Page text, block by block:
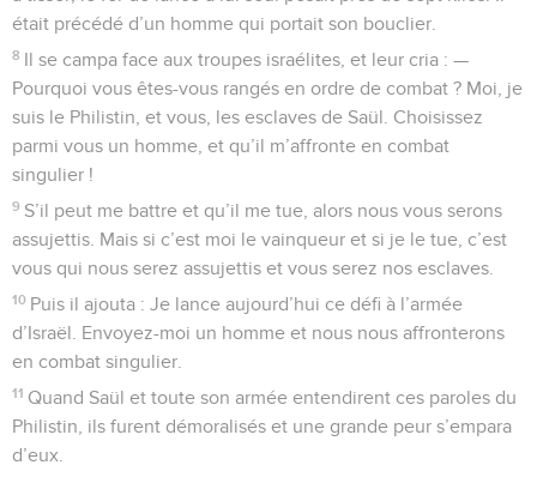
était précédé d’un homme qui portait son bouclier.
8 Il se campa face aux troupes israélites, et leur cria : —
Pourquoi vous êtes-vous rangés en ordre de combat ? Moi, je
suis le Philistin, et vous, les esclaves de Saül. Choisissez
parmi vous un homme, et qu’il m’affronte en combat
singulier !
9 S’il peut me battre et qu’il me tue, alors nous vous serons
assujettis. Mais si c’est moi le vainqueur et si je le tue, c’est
vous qui nous serez assujettis et vous serez nos esclaves.
10 Puis il ajouta : Je lance aujourd’hui ce défi à l’armée
d’Israël. Envoyez-moi un homme et nous nous affronterons
en combat singulier.
11 Quand Saül et toute son armée entendirent ces paroles du
Philistin, ils furent démoralisés et une grande peur s’empara
d’eux.